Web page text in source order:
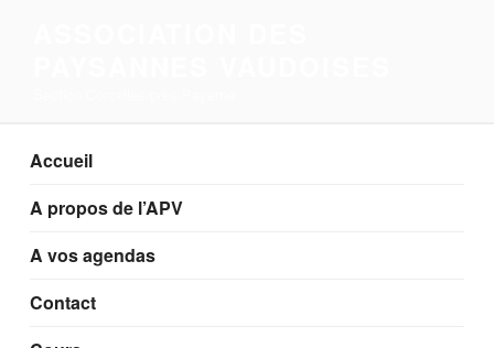
Accueil
A propos de l’APV
A vos agendas
Contact